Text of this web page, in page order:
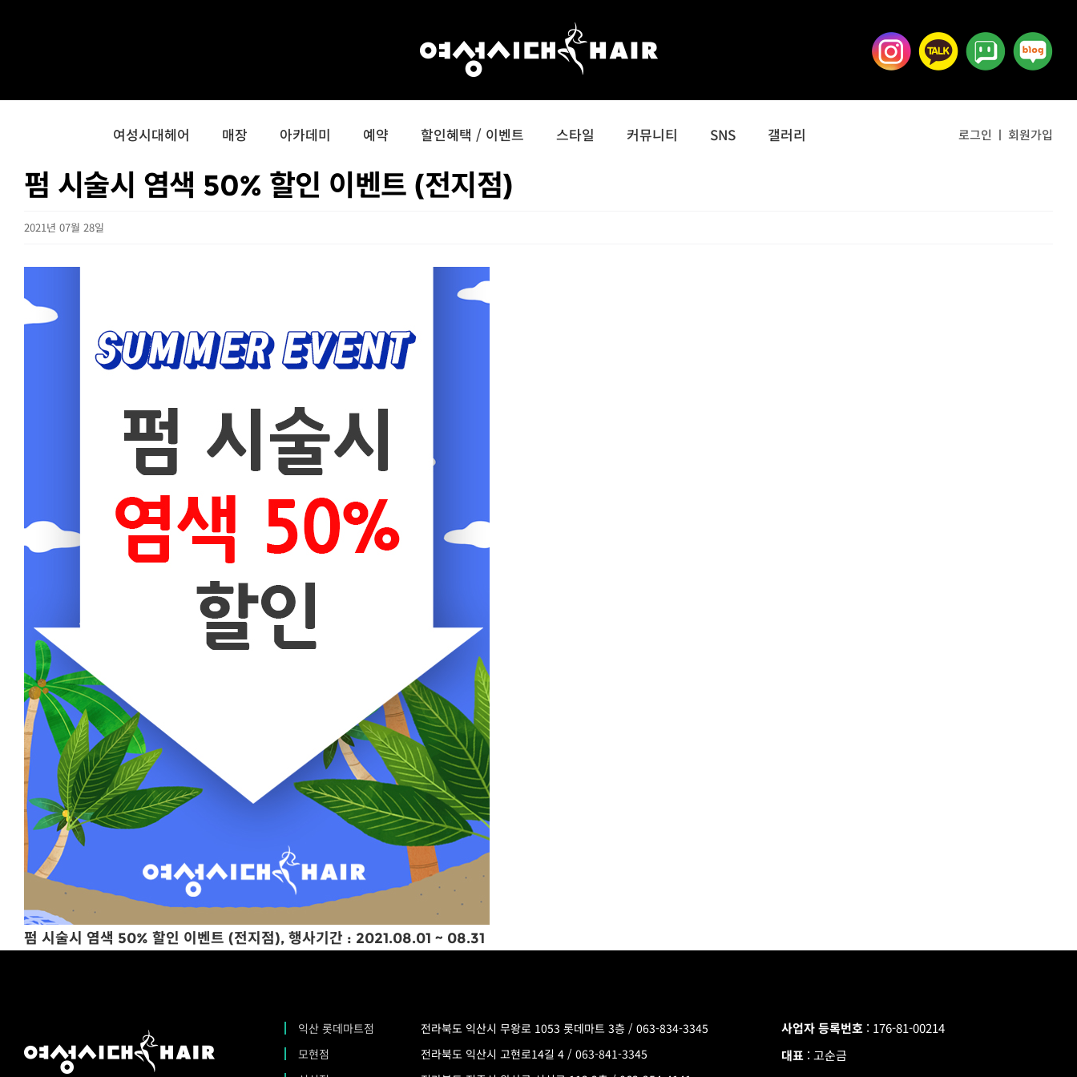
건
여성시대헤어 매장 아카데미 예약 할인혜택 / 이벤트 스타일 커뮤니티 SNS 갤러리 로그인 회원가입
펌 시술시 염색 50% 할인 이벤트 (전지점)
2021년 07월 28일
펌 시술시 염색 50% 할인 이벤트 (전지점), 행사기간 : 2021.08.01 ~ 08.31
익산 롯데마트점 전라북도 익산시 무왕로 1053 롯데마트 3층 /063-834-3345
모현점
전라북도 익산시 고현로14길 4 /063-841-3345
사업자 등록번호 : 176-81-00214
대표 : 고순금